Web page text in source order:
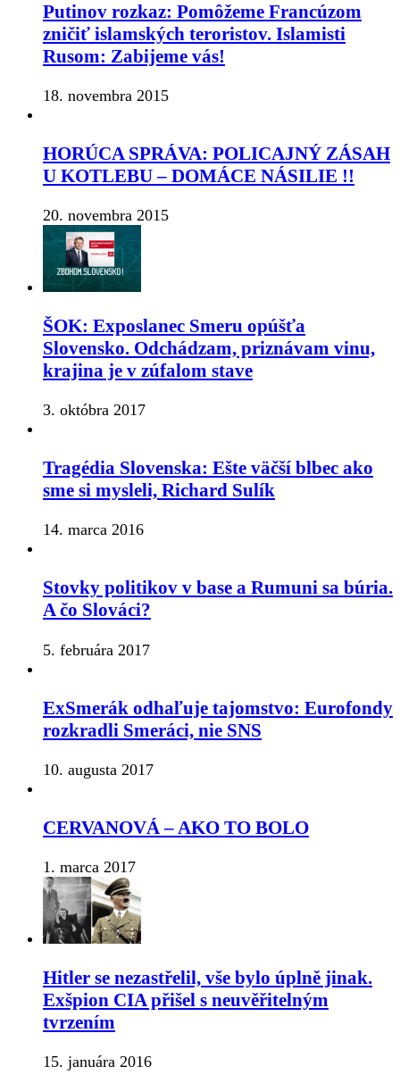
Putinov rozkaz: Pomôžeme Francúzom
zničiť islamských teroristov. Islamisti
Rusom: Zabijeme vás!
18. novembra 2015
HORÚCA SPRÁVA: POLICAJNÝ ZÁSAH
U KOTLEBU – DOMÁCE NÁSILIE !!
20. novembra 2015
ŠOK: Exposlanec Smeru opúšťa
Slovensko. Odchádzam, priznávam vinu,
krajina je v zúfalom stave
3. októbra 2017
Tragédia Slovenska: Ešte väčší blbec ako
sme si mysleli, Richard Sulík
14. marca 2016
Stovky politikov v base a Rumuni sa búria.
A čo Slováci?
5. februára 2017
ExSmerák odhaľuje tajomstvo: Eurofondy
rozkradli Smeráci, nie SNS
10. augusta 2017
CERVANOVÁ – AKO TO BOLO
1. marca 2017
Hitler se nezastřelil, vše bylo úplně jinak.
Exšpion CIA přišel s neuvěřitelným
tvrzením
15. januára 2016